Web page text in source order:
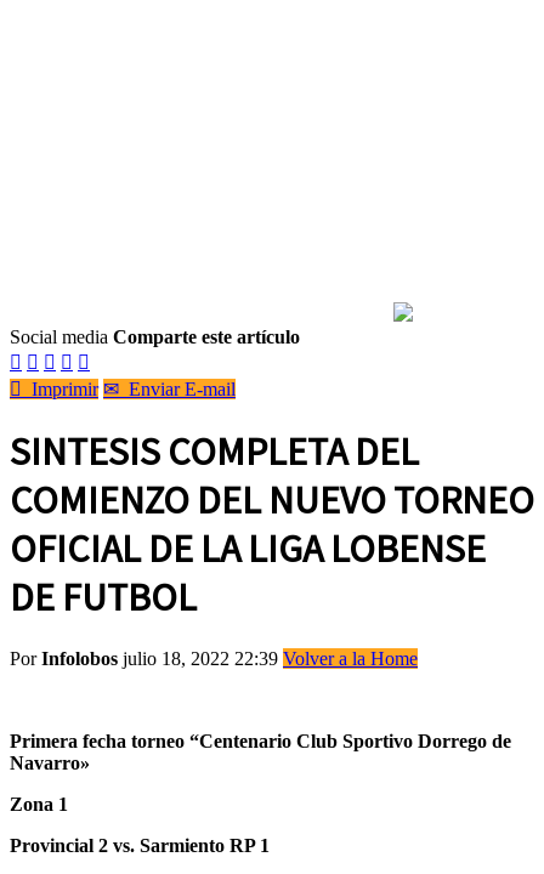
Social media Comparte este artículo
    
 Imprimir ✉ Enviar E-mail
SINTESIS COMPLETA DEL
COMIENZO DEL NUEVO TORNEO
OFICIAL DE LA LIGA LOBENSE
DE FUTBOL
PorInfolobos julio 18, 2022 22:39 Volver a la Home
Primera fecha torneo “Centenario Club Sportivo Dorrego de
Navarro»
Zona 1
Provincial 2 vs. Sarmiento RP 1